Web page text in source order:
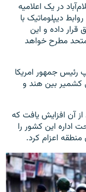
در یک اعلامیه
دیپلوماتیک با
قرار داده و این
مطرح خواهد
رئیس جمهور امریکا
کشمیر بین هند و
آن افزایش یافت که
این کشور را
منطقه اعزام کرد.